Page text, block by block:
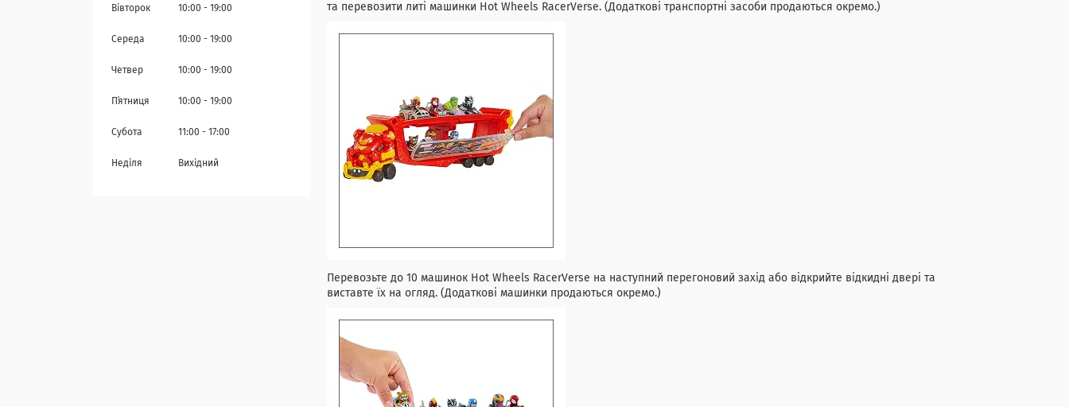
та перевозити литі машинки Hot Wheels RacerVerse. (Додаткові транспортні засоби продаються окремо.)
Перевозьте до 10 машинок Hot Wheels RacerVerse на наступний перегоновий захід або відкрийте відкидні двері та
виставте їх на огляд. (Додаткові машинки продаються окремо.)
Вівторок 10:00 19:00
Середа 10:00 19:00
Четвер 10:00 19:00
Пʼятниця 10:00 19:00
Субота 11:00 17:00
Неділя Вихідний